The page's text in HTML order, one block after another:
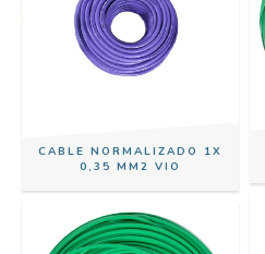
CABLE NORMALIZADO 1X
0,35 MM2 VIO